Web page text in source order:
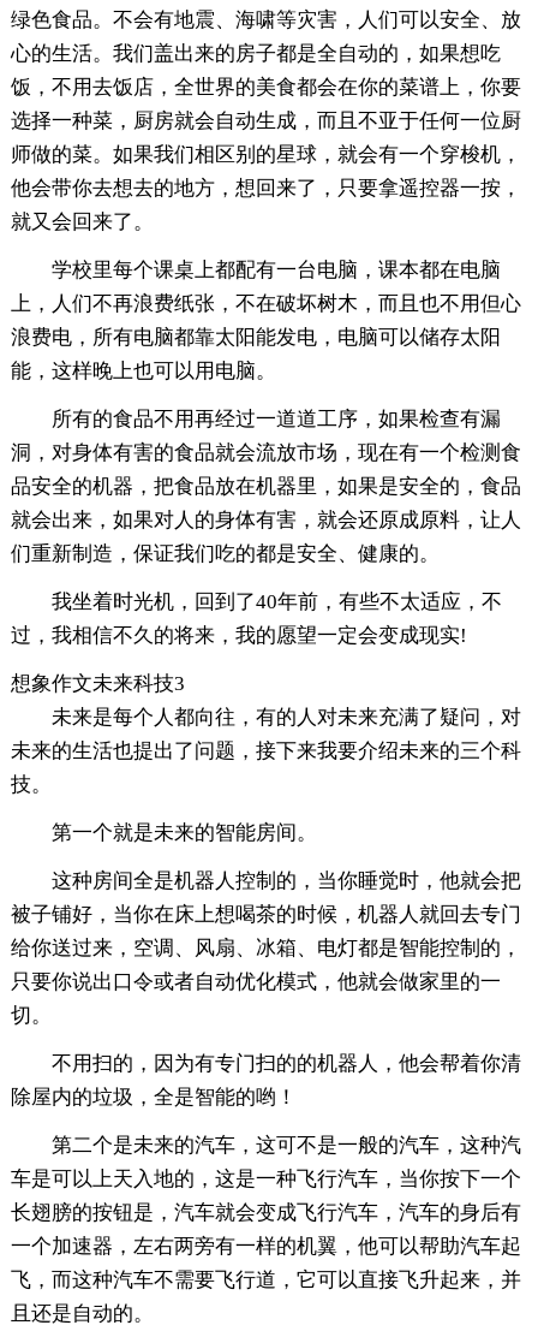
绿色食品。不会有地震、海啸等灾害，人们可以安全、放
心的生活。我们盖出来的房子都是全自动的，如果想吃
饭，不用去饭店，全世界的美食都会在你的菜谱上，你要
选择一种菜，厨房就会自动生成，而且不亚于任何一位厨
师做的菜。如果我们相区别的星球，就会有一个穿梭机，
他会带你去想去的地方，想回来了，只要拿遥控器一按，
就又会回来了。
学校里每个课桌上都配有一台电脑，课本都在电脑
上，人们不再浪费纸张，不在破坏树木，而且也不用但心
浪费电，所有电脑都靠太阳能发电，电脑可以储存太阳
能，这样晚上也可以用电脑。
所有的食品不用再经过一道道工序，如果检查有漏
洞，对身体有害的食品就会流放市场，现在有一个检测食
品安全的机器，把食品放在机器里，如果是安全的，食品
就会出来，如果对人的身体有害，就会还原成原料，让人
们重新制造，保证我们吃的都是安全、健康的。
我坐着时光机，回到了40年前，有些不太适应，不
过，我相信不久的将来，我的愿望一定会变成现实!
想象作文未来科技3
未来是每个人都向往，有的人对未来充满了疑问，对
未来的生活也提出了问题，接下来我要介绍未来的三个科
技。
第一个就是未来的智能房间。
这种房间全是机器人控制的，当你睡觉时，他就会把
被子铺好，当你在床上想喝茶的时候，机器人就回去专门
给你送过来，空调、风扇、冰箱、电灯都是智能控制的，
只要你说出口令或者自动优化模式，他就会做家里的一
切。
不用扫的，因为有专门扫的的机器人，他会帮着你清
除屋内的垃圾，全是智能的哟！
第二个是未来的汽车，这可不是一般的汽车，这种汽
车是可以上天入地的，这是一种飞行汽车，当你按下一个
长翅膀的按钮是，汽车就会变成飞行汽车，汽车的身后有
一个加速器，左右两旁有一样的机翼，他可以帮助汽车起
飞，而这种汽车不需要飞行道，它可以直接飞升起来，并
且还是自动的。